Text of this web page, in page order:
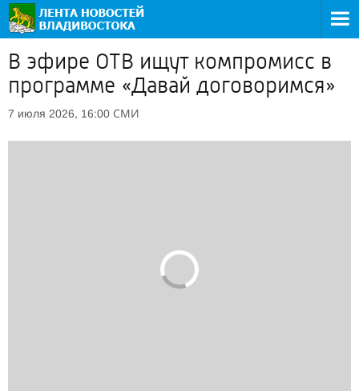
В эфире ОТВ ищут компромисс в
программе «Давай договоримся»
7 июля 2026, 16:00 СМИ